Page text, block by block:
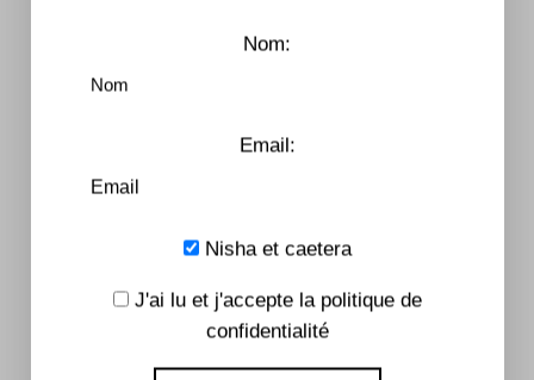
All The Things We Lost – Tome 1
7,99€ – 16,90€
Nom:
Email:
Nisha et caetera
J'ai lu et j'accepte la politique de
confidentialité